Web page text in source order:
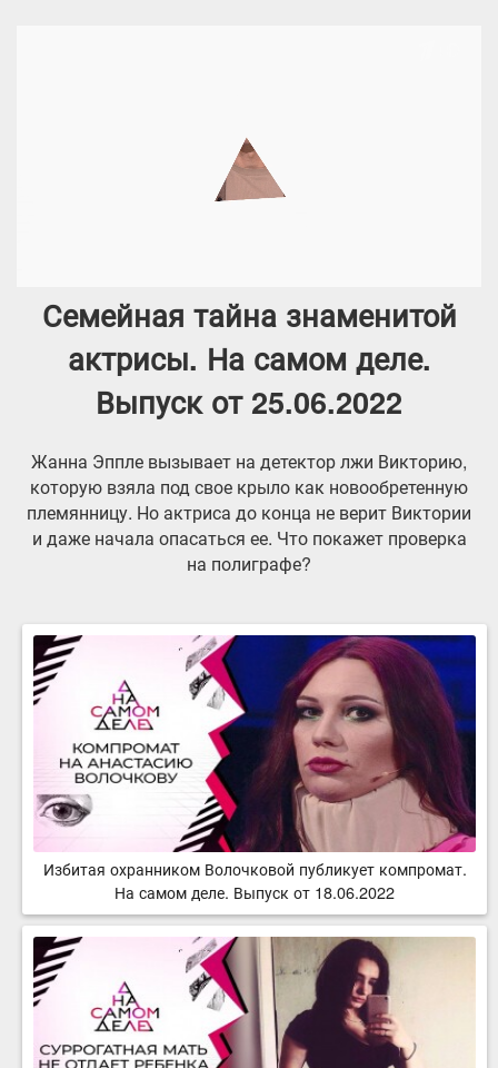
Семейная тайна знаменитой
актрисы. На самом деле.
Выпуск от 25.06.2022
Жанна Эппле вызывает на детектор лжи Викторию,
которую взяла под свое крыло как новообретенную
племянницу. Но актриса до конца не верит Виктории
и даже начала опасаться ее. Что покажет проверка
на полиграфе?
Избитая охранником Волочковой публикует компромат.
На самом деле. Выпуск от 18.06.2022